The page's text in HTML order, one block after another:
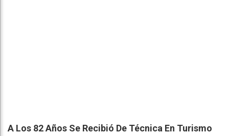
A Los 82 Años Se Recibió De Técnica En Turismo